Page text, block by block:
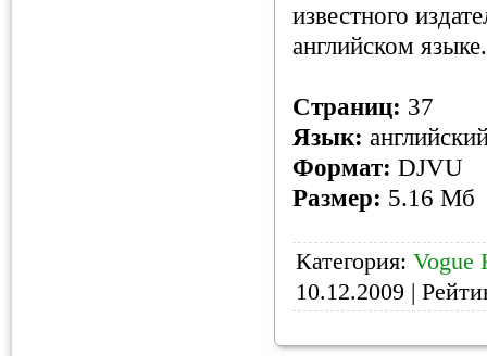
известного
английском языке.
Страниц: 37
Язык:
Формат: DJVU
Размер: 5.16 Мб
Категория: Vogue
10.12.2009 |